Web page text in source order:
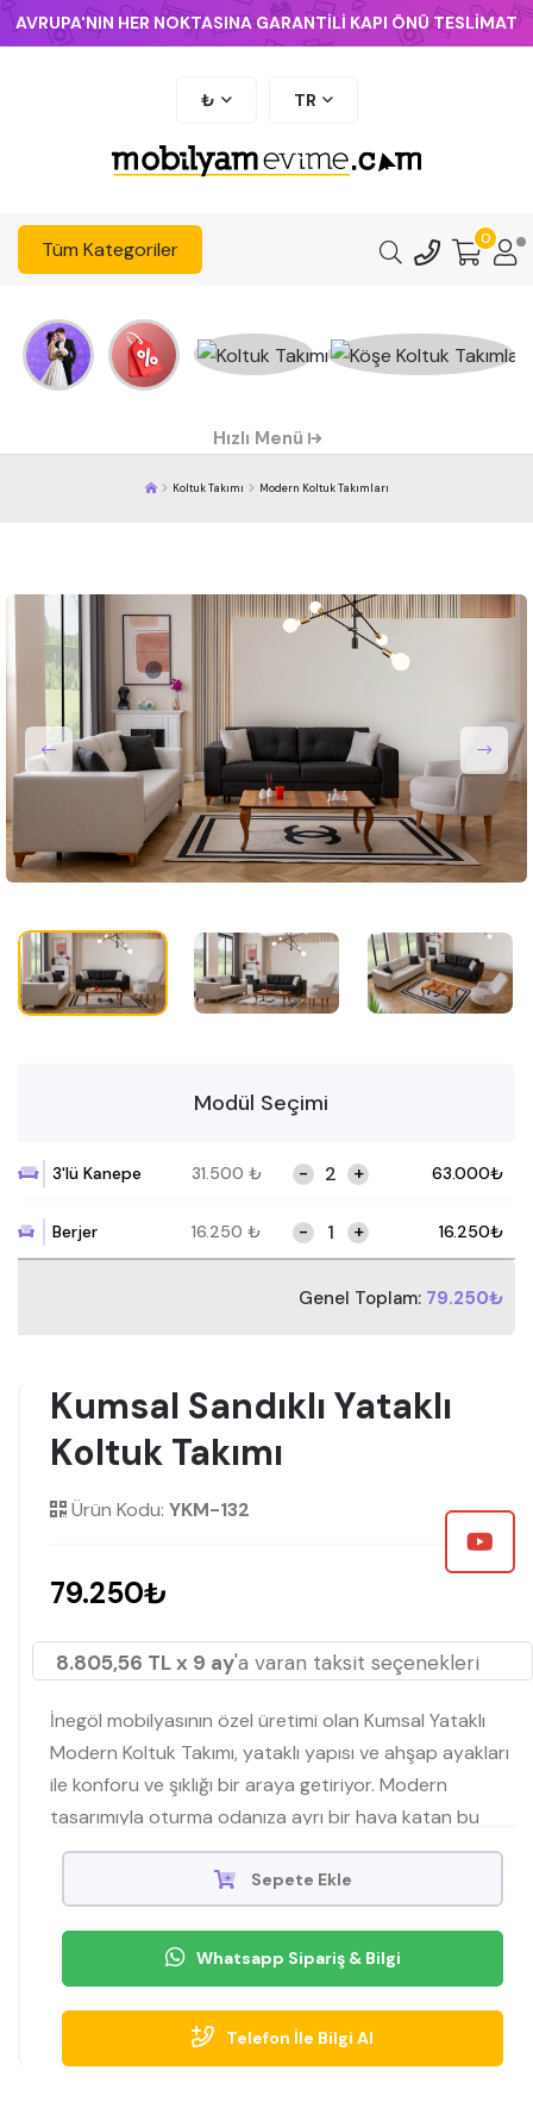
AVRUPA'NIN HER NOKTASINA GARANTİLİ KAPI ÖNÜ TESLİMAT
₺ TR
Tüm Kategoriler 0
Hızlı Menü
Koltuk Takımı Modern Koltuk Takımları
Modül Seçimi
3'lü Kanepe 31.500 ₺ - + 63.000₺
Berjer 16.250 ₺ - + 16.250₺
Genel Toplam: 79.250₺
Kumsal Sandıklı Yataklı
Koltuk Takımı
Ürün Kodu: YKM-132
79.250₺
8.805,56 TL x 9 ay'a varan taksit seçenekleri
İnegöl mobilyasının özel üretimi olan Kumsal Yataklı
Modern Koltuk Takımı, yataklı yapısı ve ahşap ayakları
ile konforu ve şıklığı bir araya getiriyor. Modern
tasarımıyla oturma odanıza ayrı bir hava katan bu
koltuk takımı, Mobilyamevime de satışta
Sepete Ekle
Whatsapp Sipariş & Bilgi
Telefon İle Bilgi Al